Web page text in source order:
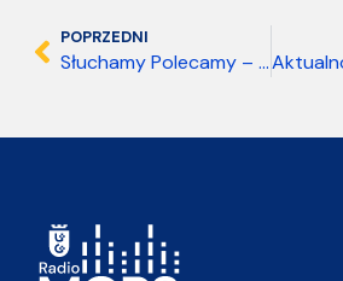
POPRZEDNI
Słuchamy Polecamy – 23 lutego 2026